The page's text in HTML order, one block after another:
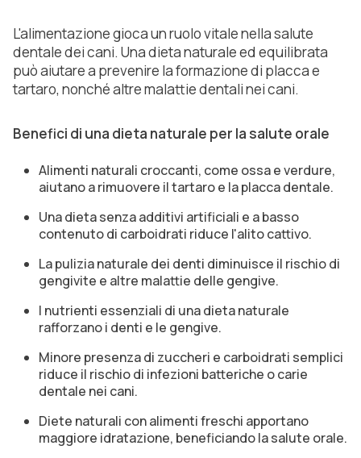
L'alimentazione gioca un ruolo vitale nella salute
dentale dei cani. Una dieta naturale ed equilibrata
può aiutare a prevenire la formazione di placca e
tartaro, nonché altre malattie dentali nei cani.
Benefici di una dieta naturale per la salute orale
Alimenti naturali croccanti, come ossa e verdure,
aiutano a rimuovere il tartaro e la placca dentale.
Una dieta senza additivi artificiali e a basso
contenuto di carboidrati riduce l'alito cattivo.
La pulizia naturale dei denti diminuisce il rischio di
gengivite e altre malattie delle gengive.
I nutrienti essenziali di una dieta naturale
rafforzano i denti e le gengive.
Minore presenza di zuccheri e carboidrati semplici
riduce il rischio di infezioni batteriche o carie
dentale nei cani.
Diete naturali con alimenti freschi apportano
maggiore idratazione, beneficiando la salute orale.